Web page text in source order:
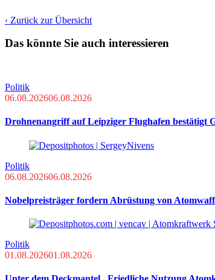
‹ Zurück zur Übersicht
Das könnte Sie auch interessieren
Politik
06.08.202606.08.2026
Drohnenangriff auf Leipziger Flughafen bestätigt
Politik
06.08.202606.08.2026
Nobelpreisträger fordern Abrüstung von
Politik
01.08.202601.08.2026